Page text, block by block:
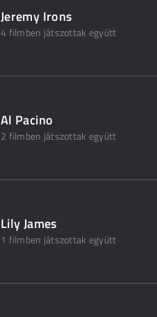
Jeremy Irons
4 filmben játszottak együtt
Al Pacino
2 filmben játszottak együtt
Lily James
1 filmben játszottak együtt